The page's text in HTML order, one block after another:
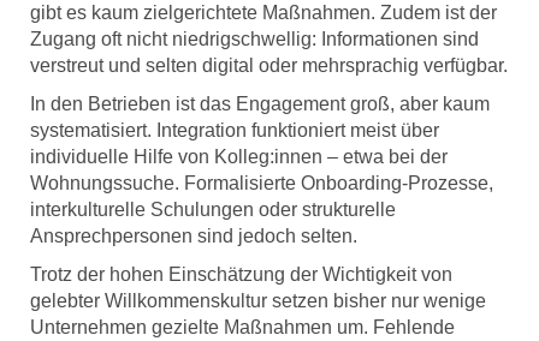
gibt es kaum zielgerichtete Maßnahmen. Zudem ist der
Zugang oft nicht niedrigschwellig: Informationen sind
verstreut und selten digital oder mehrsprachig verfügbar.
In den Betrieben ist das Engagement groß, aber kaum
systematisiert. Integration funktioniert meist über
individuelle Hilfe von Kolleg:innen – etwa bei der
Wohnungssuche. Formalisierte Onboarding-Prozesse,
interkulturelle Schulungen oder strukturelle
Ansprechpersonen sind jedoch selten.
Trotz der hohen Einschätzung der Wichtigkeit von
gelebter Willkommenskultur setzen bisher nur wenige
Unternehmen gezielte Maßnahmen um. Fehlende